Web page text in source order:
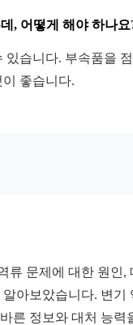
, 어떻게 해야 하나요
있습니다. 부속품을
좋습니다.
류 문제에 대한 원인,
아보았습니다. 변기
른 정보와 대처 능력